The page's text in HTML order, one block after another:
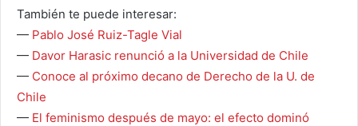
También te puede interesar:
— Pablo José Ruiz-Tagle Vial
— Davor Harasic renunció a la Universidad de Chile
— Conoce al próximo decano de Derecho de la U. de
Chile
— El feminismo después de mayo: el efecto dominó